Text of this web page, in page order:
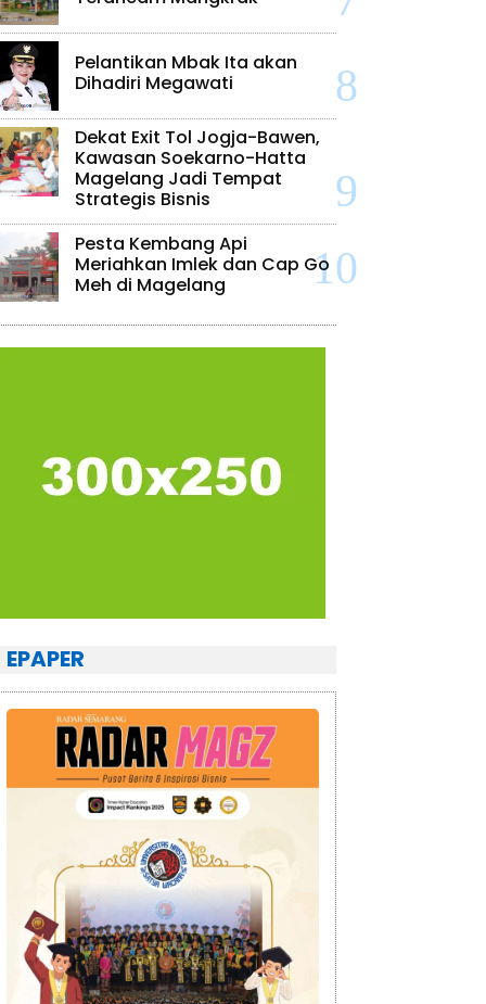
Pelantikan Mbak Ita akan
Dihadiri Megawati
Dekat Exit Tol Jogja-Bawen,
Kawasan Soekarno-Hatta
Magelang Jadi Tempat
Strategis Bisnis
Pesta Kembang Api
Meriahkan Imlek dan Cap Go
Meh di Magelang
EPAPER